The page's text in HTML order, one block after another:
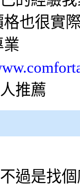
也很實
業
推薦
過是找